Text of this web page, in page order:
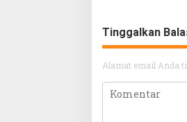
Tinggalkan
Alamat email Anda